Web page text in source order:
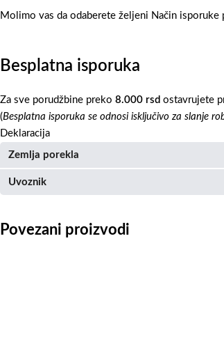
Molimo vas da odaberete željeni Način
Besplatna isporuka
Za sve porudžbine preko 8.000 rsd ostavrujete
(Besplatna isporuka se odnosi isključivo za slanje
Deklaracija
Zemlja porekla
Uvoznik
Povezani proizvodi